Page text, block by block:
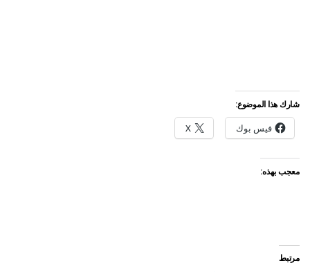
شارك هذا الموضوع:
فيس بوك X
معجب بهذه:
مرتبط